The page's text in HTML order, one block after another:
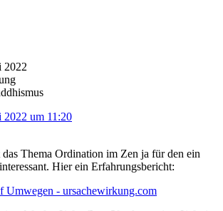
2022
2022 um 11:20
Thema Ordination im Zen ja für den ein
Hier ein Erfahrungsbericht:
Umwegen - ursachewirkung.com